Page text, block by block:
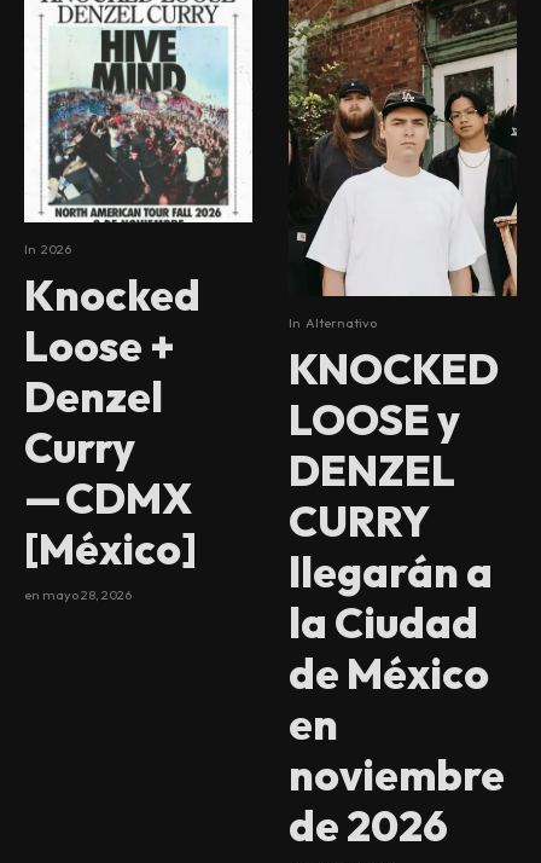
In 2026
Knocked
Loose +
Denzel
Curry
— CDMX
[México]
en mayo 28, 2026
In Alternativo
KNOCKED
LOOSE y
DENZEL
CURRY
llegarán a
la Ciudad
de México
en
noviembre
de 2026